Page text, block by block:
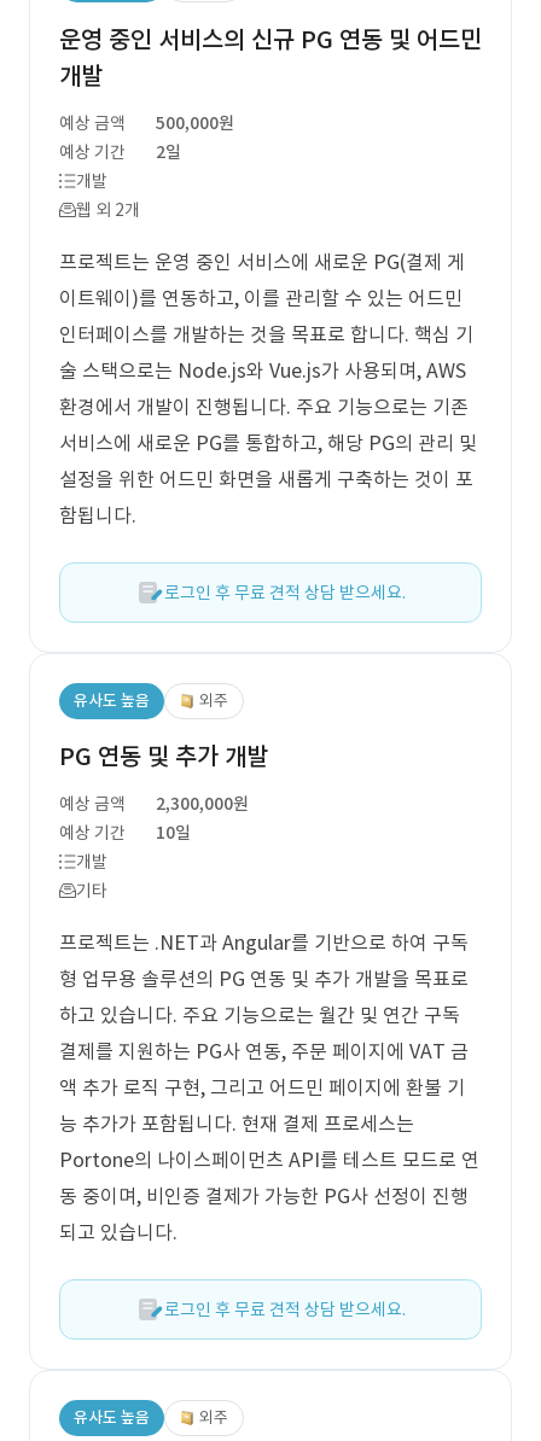
운영 중인 서비스의 신규 PG 연동 및 어드민
개발
예상 금액
500,000원
예상 기간
2일
개발
웹 외 2개
프로젝트는 운영 중인 서비스에 새로운 PG(결제 게
이트웨이)를 연동하고, 이를 관리할 수 있는 어드민
인터페이스를 개발하는 것을 목표로 합니다. 핵심 기
술 스택으로는 Node.js와 Vue.js가 사용되며, AWS
환경에서 개발이 진행됩니다. 주요 기능으로는 기존
서비스에 새로운 PG를 통합하고, 해당 PG의 관리 및
설정을 위한 어드민 화면을 새롭게 구축하는 것이 포
함됩니다.
로그인 후 무료 견적 상담 받으세요.
유사도 높음 외주
PG 연동 및 추가 개발
예상 금액
2,300,000원
예상 기간
10일
개발
기타
프로젝트는 .NET과 Angular를 기반으로 하여 구독
형 업무용 솔루션의 PG 연동 및 추가 개발을 목표로
하고 있습니다. 주요 기능으로는 월간 및 연간 구독
결제를 지원하는 PG사 연동, 주문 페이지에 VAT 금
액 추가 로직 구현, 그리고 어드민 페이지에 환불 기
능 추가가 포함됩니다. 현재 결제 프로세스는
Portone의 나이스페이먼츠 API를 테스트 모드로 연
동 중이며, 비인증 결제가 가능한 PG사 선정이 진행
되고 있습니다.
로그인 후 무료 견적 상담 받으세요.
유사도 높음 외주